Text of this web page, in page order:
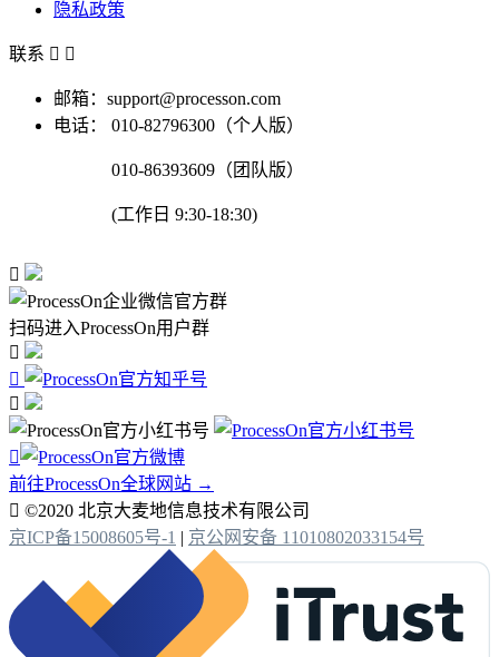
隐私政策
联系  
邮箱：support@processon.com
电话：
010-82796300（个人版）
010-86393609（团队版）
(工作日 9:30-18:30)

扫码进入ProcessOn用户群




前往ProcessOn全球网站 →
 ©2020 北京大麦地信息技术有限公司
京ICP备15008605号-1 | 京公网安备 11010802033154号